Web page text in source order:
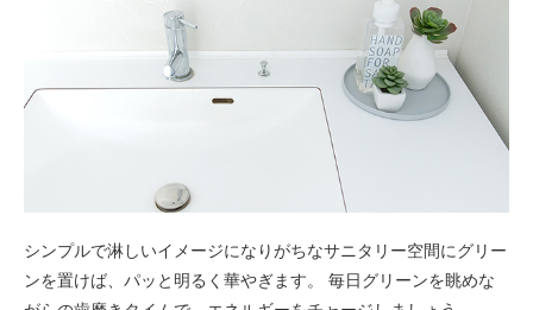
シンプルで淋しいイメージになりがちなサニタリー空間にグリー
ンを置けば、パッと明るく華やぎます。 毎日グリーンを眺めな